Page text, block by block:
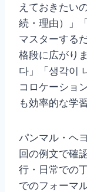
えておきたい
続・理由）」
マスターする
格段に広がり
다」「생각이
コロケーショ
も効率的な学
パンマル・ヘ
回の例文で確
行・日常での
でのフォーマ